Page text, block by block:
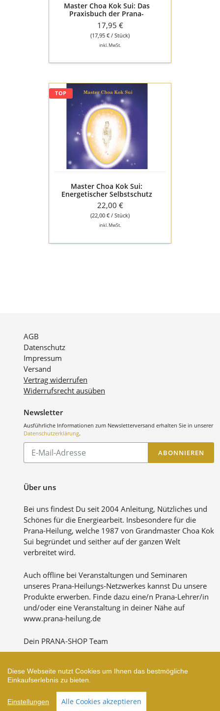
Master Choa Kok Sui: Das
Praxisbuch der Prana-
Psychotherapie (P3)
17,95 €
(17,95 € / Stück)
inkl. MwSt.
Master
Energetischer
Selbstschutz
TOP
Master Choa Kok Sui:
Energetischer Selbstschutz
22,00 €
(22,00 € / Stück)
inkl. MwSt.
AGB
Datenschutz
Impressum
Versand
Vertrag widerrufen
Widerrufsrecht ausüben
Newsletter
Ausführliche Informationen zum Newsletterversand erhalten Sie in unserer
Datenschutzerklärung.
Abonnieren
unsere
ABONNIEREN
Über uns
Bei uns findest Du seit 2004 Anleitung, Nützliches und
Schönes für die Energiearbeit. Insbesondere für die
Prana-Heilung, welche 1987 von Grandmaster Choa Kok
Sui begründet und seither auf der ganzen Welt
verbreitet wird.
Auch offline bei Veranstaltungen und Seminaren
unseres Prana-Heilungs-Netzwerkes kannst Du unsere
Produkte erwerben. Finde dazu eine/n Prana-Lehrer/in
und/oder eine Veranstaltung in deiner Nähe auf
www.prana-heilung.de
Dein PRANA-SHOP Team
Zahlungsarten
Diese Webseite nutzt Cookies um Ihnen das bestmögliche
Einkaufserlebnis zu bieten.
Einstellungen Alle Cookies akzeptieren